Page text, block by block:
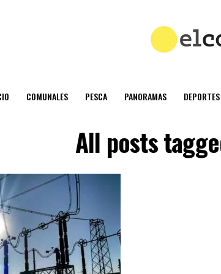
COMUNALES PESCA PANORAMAS DEPORTES
All posts